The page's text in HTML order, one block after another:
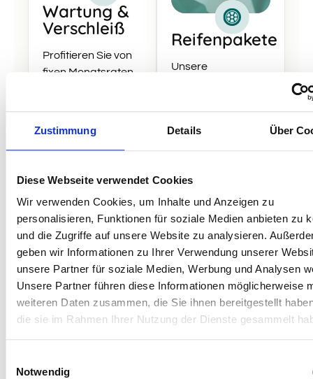
Zustimmung Details Über
Diese Webseite verwendet Cookies
Wir verwenden Cookies, um Inhalte und Anzeigen zu
personalisieren, Funktionen für soziale Medien anbieten zu
und die Zugriffe auf unsere Website zu analysieren.
geben wir Informationen zu Ihrer Verwendung unserer
unsere Partner für soziale Medien, Werbung und Analysen
Unsere Partner führen diese Informationen möglicherweise
weiteren Daten zusammen, die Sie ihnen bereitgestellt
die sie im Rahmen Ihrer Nutzung der Dienste gesammelt
Notwendig
Wartung &
Verschleiß
Profitieren Sie von
fixen Monatsraten
Wartung und
Pakete beim
Hersteller.
Zu unseren
Reifenpakete
Unsere
unschlagbare
Winterräder, bei
denen Minderwerte
bei der
Leasingrückgabe
nicht berechnet
werden.
Zu unseren
Reifenpaketen